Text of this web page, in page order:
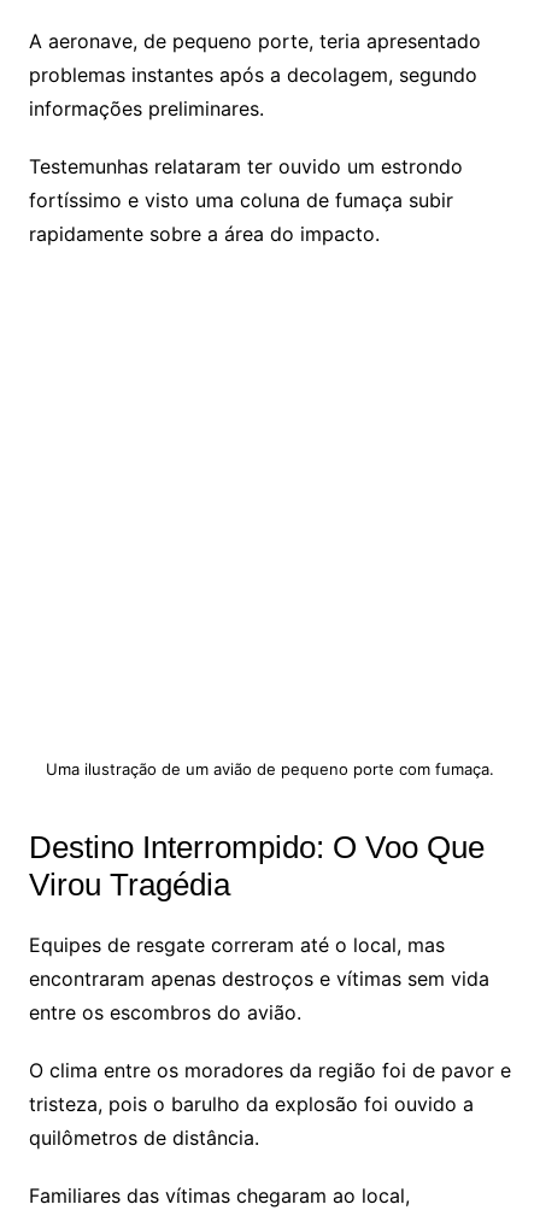
A aeronave, de pequeno porte, teria apresentado
problemas instantes após a decolagem, segundo
informações preliminares.
Testemunhas relataram ter ouvido um estrondo
fortíssimo e visto uma coluna de fumaça subir
rapidamente sobre a área do impacto.
Uma ilustração de um avião de pequeno porte com fumaça.
Destino Interrompido: O Voo Que
Virou Tragédia
Equipes de resgate correram até o local, mas
encontraram apenas destroços e vítimas sem vida
entre os escombros do avião.
O clima entre os moradores da região foi de pavor e
tristeza, pois o barulho da explosão foi ouvido a
quilômetros de distância.
Familiares das vítimas chegaram ao local,